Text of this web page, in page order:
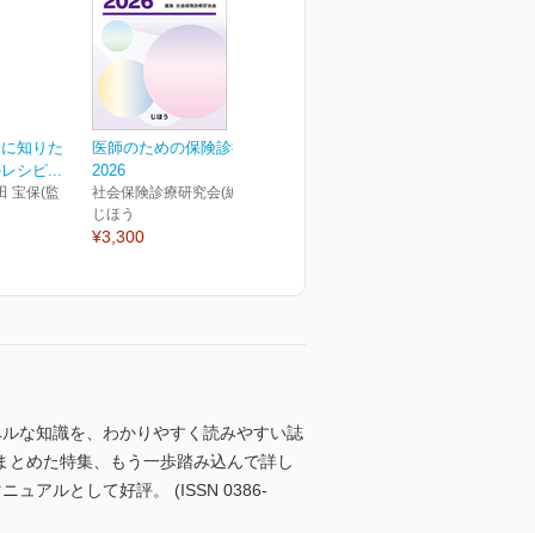
知りた
シピ...
宝保(監
医師のための保険診療入門
2026
社会保険診療研究会(編)
じほう
¥3,300
な知識を、わかりやすく読みやすい誌
めた特集、もう一歩踏み込んで詳し
ュアルとして好評。 (ISSN 0386-